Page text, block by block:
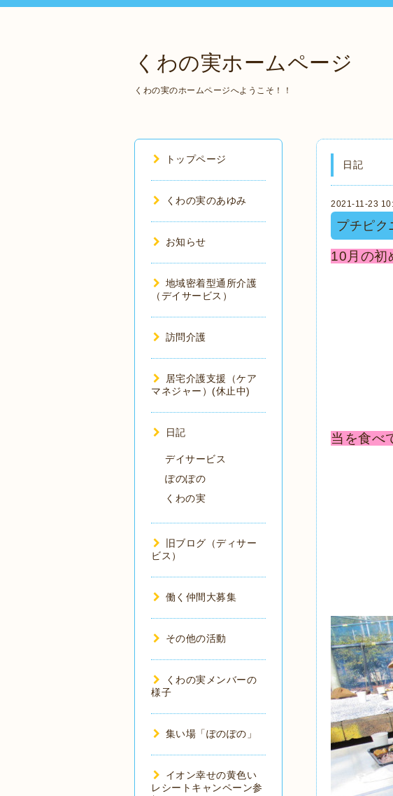
くわの実ホームページ
くわの実のホームページへようこそ！！
日記
2021-11-23
プチピク
10月の初
当を食べ
トップページ
くわの実のあゆみ
お知らせ
地域密着型通所介護
（デイサービス）
訪問介護
居宅介護支援（ケア
マネジャー）(休止中)
日記
デイサービス
ぽのぽの
くわの実
旧ブログ（ディサー
ビス）
働く仲間大募集
その他の活動
くわの実メンバーの
様子
集い場「ぽのぽの」
イオン幸せの黄色い
レシートキャンペーン参